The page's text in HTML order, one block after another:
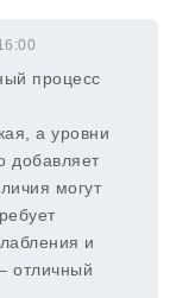
процесс
а уровни
добавляет
могут
и
отличный